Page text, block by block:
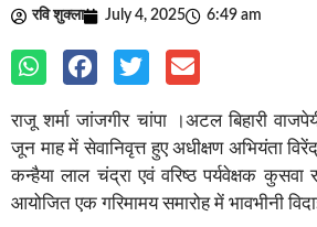
रवि शुक्ला July 4, 2025 6:49 am
राजू शर्मा जांजगीर चांपा ।अटल बिहारी
जून माह में सेवानिवृत्त हुए अधीक्षण अभियंता
कन्हैया लाल चंद्रा एवं वरिष्ठ पर्यवेक्षक कुसवा
आयोजित एक गरिमामय समारोह में भावभीनी